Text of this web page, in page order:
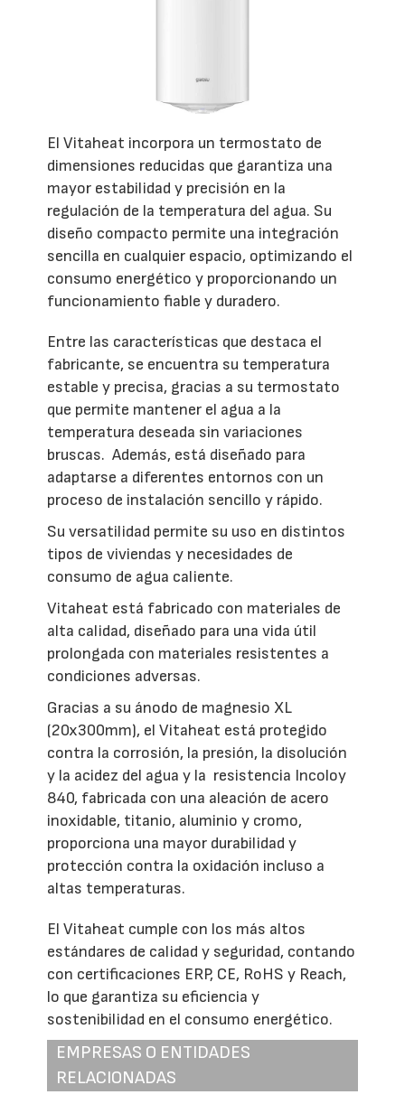
El Vitaheat incorpora un termostato de
dimensiones reducidas que garantiza una
mayor estabilidad y precisión en la
regulación de la temperatura del agua. Su
diseño compacto permite una integración
sencilla en cualquier espacio, optimizando el
consumo energético y proporcionando un
funcionamiento fiable y duradero.
Entre las características que destaca el
fabricante, se encuentra su temperatura
estable y precisa, gracias a su termostato
que permite mantener el agua a la
temperatura deseada sin variaciones
bruscas. Además, está diseñado para
adaptarse a diferentes entornos con un
proceso de instalación sencillo y rápido.
Su versatilidad permite su uso en distintos
tipos de viviendas y necesidades de
consumo de agua caliente.
Vitaheat está fabricado con materiales de
alta calidad, diseñado para una vida útil
prolongada con materiales resistentes a
condiciones adversas.
Gracias a su ánodo de magnesio XL
(20x300mm), el Vitaheat está protegido
contra la corrosión, la presión, la disolución
y la acidez del agua y la resistencia Incoloy
840, fabricada con una aleación de acero
inoxidable, titanio, aluminio y cromo,
proporciona una mayor durabilidad y
protección contra la oxidación incluso a
altas temperaturas.
El Vitaheat cumple con los más altos
estándares de calidad y seguridad, contando
con certificaciones ERP, CE, RoHS y Reach,
lo que garantiza su eficiencia y
sostenibilidad en el consumo energético.
EMPRESAS O ENTIDADES
RELACIONADAS